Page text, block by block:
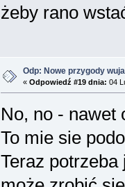
żeby rano
Odp: Nowe przygody
« Odpowiedź #19 dnia: 04
No, no - nawet
To mie sie
Teraz